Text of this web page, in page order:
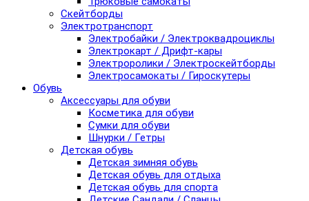
Скейтборды
Электротранспорт
Электробайки / Электроквадроциклы
Электрокарт / Дрифт-кары
Электроролики / Электроскейтборды
Электросамокаты / Гироскутеры
Обувь
Аксессуары для обуви
Косметика для обуви
Сумки для обуви
Шнурки / Гетры
Детская обувь
Детская зимняя обувь
Детская обувь для отдыха
Детская обувь для спорта